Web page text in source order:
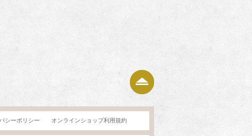
シーポリシー オンラインショップ利用規約